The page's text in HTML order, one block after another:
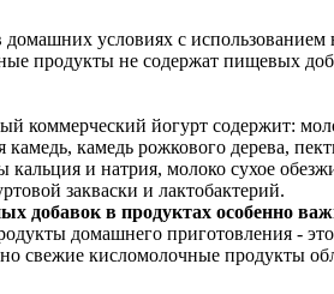
условиях с использованием
продукты не содержат пищевых
коммерческий йогурт содержит:
камедь, камедь рожкового дерева,
кальция и натрия, молоко сухое
закваски и лактобактерий.
добавок в продуктах особенно
домашнего приготовления -
свежие кисломолочные продукты